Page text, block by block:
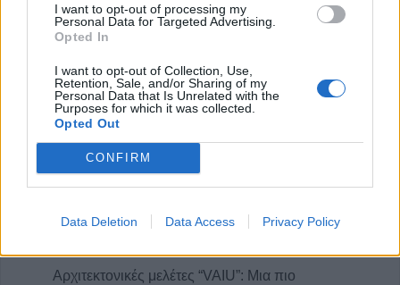
I want to opt-out of processing my
Personal Data for Targeted Advertising.
Opted In
I want to opt-out of Collection, Use,
Retention, Sale, and/or Sharing of my
Personal Data that Is Unrelated with the
Purposes for which it was collected.
Opted Out
CONFIRM
Data Deletion Data Access Privacy Policy
Αρχιτεκτονικές μελέτες “VAIU”: Μια πιο